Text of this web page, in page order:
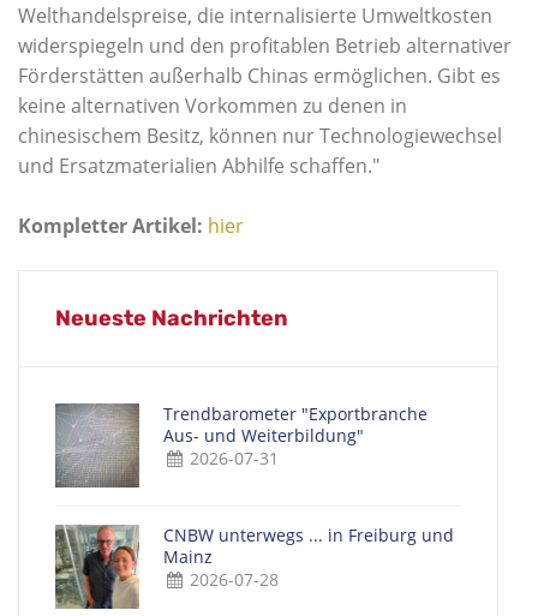
Welthandelspreise, die internalisierte Umweltkosten
widerspiegeln und den profitablen Betrieb alternativer
Förderstätten außerhalb Chinas ermöglichen. Gibt es
keine alternativen Vorkommen zu denen in
chinesischem Besitz, können nur Technologiewechsel
und Ersatzmaterialien Abhilfe schaffen."
Kompletter Artikel: hier
Neueste Nachrichten
Trendbarometer "Exportbranche
Aus- und Weiterbildung"
2026-07-31
CNBW unterwegs ... in Freiburg und
Mainz
2026-07-28